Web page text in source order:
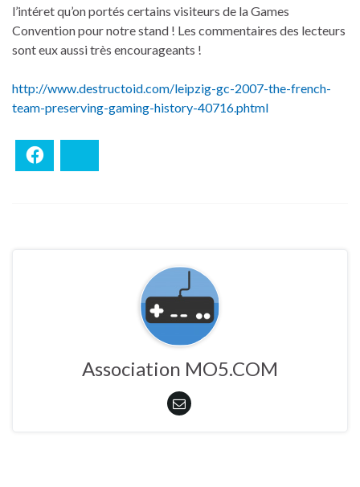
l’intéret qu’on portés certains visiteurs de la Games
Convention pour notre stand ! Les commentaires des lecteurs
sont eux aussi très encourageants !
http://www.destructoid.com/leipzig-gc-2007-the-french-
team-preserving-gaming-history-40716.phtml
Association MO5.COM